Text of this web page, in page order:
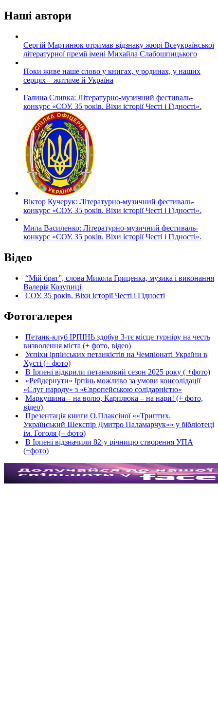
Наші автори
Сергій Мартинюк отримав відзнаку жюрі Всеукраїнської
літературної премії імені Михайла Слабошпицького
Поки живе наше слово у книгах, у родинах, у наших
серцях – житиме й Україна
Галина Сливка: Літературно-музичний фестиваль-
конкурс «СОУ. 35 років. Віхи історії Честі і Гідності».
Віктор Кучерук: Літературно-музичний фестиваль-
конкурс «СОУ. 35 років. Віхи історії Честі і Гідності».
Мила Василенко: Літературно-музичний фестиваль-
конкурс «СОУ. 35 років. Віхи історії Честі і Гідності».
Відео
“Мій брат”, слова Микола Гриценка, музика і виконання
Валерія Козупиці
СОУ. 35 років. Віхи історії Честі і Гідності
Фотогалерея
Петанк-клуб ІРПІНЬ здобув 3-тє місце турніру на честь
визволення міста (+ фото, відео)
Успіхи ірпінських петанкістів на Чемпіонаті України в
Хусті (+ фото)
В Ірпені відкрили петанковий сезон 2025 року ( +фото)
«Рейдернути» Ірпінь можливо за умови консолідації
«Слуг народу» з «Європейською солідарністю»
Маркушина – на волю, Карплюка – на нари! (+ фото,
відео)
Презентація книги О.Плаксіної ««Триптих.
Український Шекспір Дмитро Паламарчук»» у бібліотеці
ім. Гоголя (+ фото)
В Ірпені відзначили 82-у річницю створення УПА
(+фото)